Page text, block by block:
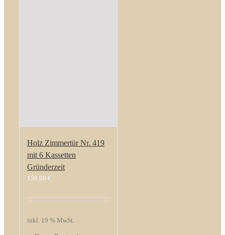
Holz Zimmertür Nr. 419
mit 6 Kassetten
Gründerzeit
150,00 €
inkl. 19 % MwSt.